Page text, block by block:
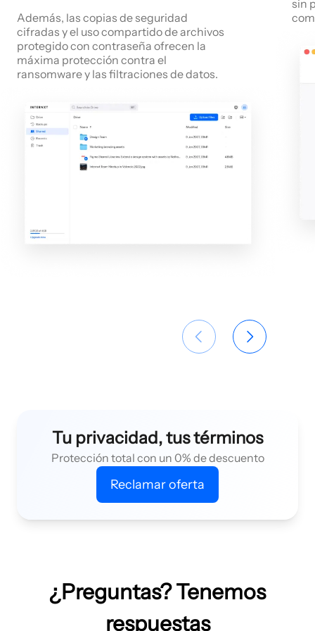
Además, las copias de seguridad
cifradas y el uso compartido de archivos
protegido con contraseña ofrecen la
máxima protección contra el
ransomware y las filtraciones de datos.
sin
Tu privacidad, tus términos
Protección total con un 0% de descuento
Reclamar oferta
¿Preguntas? Tenemos
respuestas